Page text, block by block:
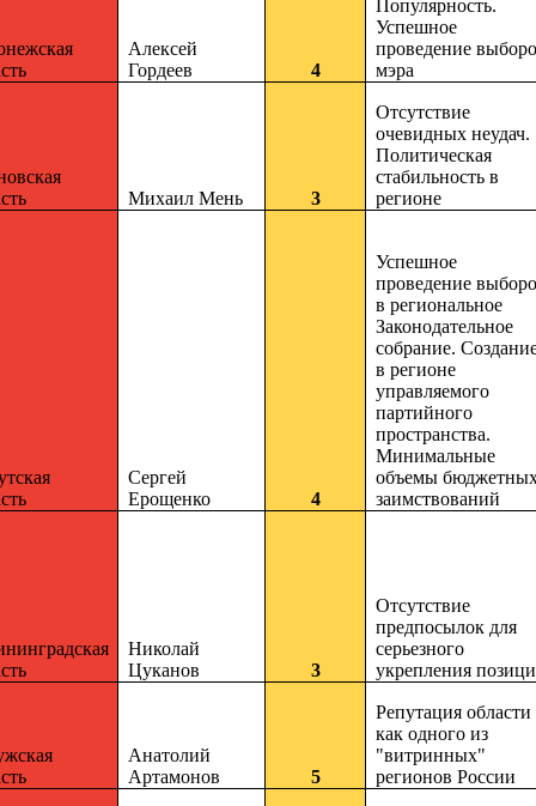
Алексей
Гордеев
4
Популярность.
Успешное
проведение
мэра
Михаил Мень 3
Отсутствие
очевидных неудач.
Политическая
стабильность в
регионе
Сергей
Ерощенко
4
Успешное
проведение
в региональное
Законодательное
собрание.
в регионе
управляемого
партийного
пространства.
Минимальные
объемы
заимствований
Николай
Цуканов
3
Отсутствие
предпосылок для
серьезного
укрепления
Анатолий
Артамонов
5
Репутация области
как одного из
"витринных"
регионов России